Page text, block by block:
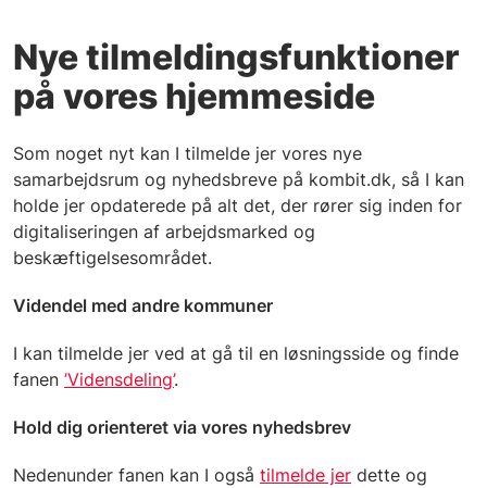
Nye tilmeldingsfunktioner
på vores hjemmeside
Som noget nyt kan I tilmelde jer vores nye
samarbejdsrum og nyhedsbreve på kombit.dk, så I kan
holde jer opdaterede på alt det, der rører sig inden for
digitaliseringen af arbejdsmarked og
beskæftigelsesområdet.
Videndel med andre kommuner
I kan tilmelde jer ved at gå til en løsningsside og finde
fanen ’Vidensdeling’.
Hold dig orienteret via vores nyhedsbrev
Nedenunder fanen kan I også tilmelde jer dette og